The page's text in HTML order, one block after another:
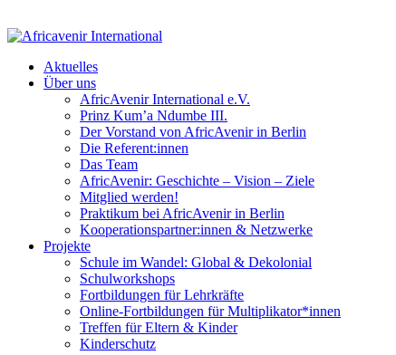
Aktuelles
Über uns
AfricAvenir International e.V.
Prinz Kum’a Ndumbe III.
Der Vorstand von AfricAvenir in Berlin
Die Referent:innen
Das Team
AfricAvenir: Geschichte – Vision – Ziele
Mitglied werden!
Praktikum bei AfricAvenir in Berlin
Kooperationspartner:innen & Netzwerke
Projekte
Schule im Wandel: Global & Dekolonial
Schulworkshops
Fortbildungen für Lehrkräfte
Online-Fortbildungen für Multiplikator*innen
Treffen für Eltern & Kinder
Kinderschutz